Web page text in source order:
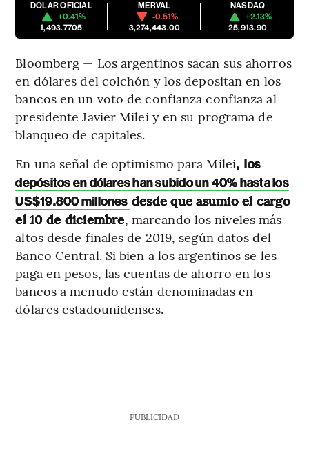
DÓLAR OFICIAL
+0.41%
1,493.7705
MERVAL
-0.51%
3,274,443.00
NASDAQ
+2.13%
25,913.90
Bloomberg — Los argentinos sacan sus ahorros
en dólares del colchón y los depositan en los
bancos en un voto de confianza confianza al
presidente Javier Milei y en su programa de
blanqueo de capitales.
En una señal de optimismo para Milei, los
depósitos en dólares han subido un 40% hasta los
US$19.800 millones desde que asumió el cargo
el 10 de diciembre, marcando los niveles más
altos desde finales de 2019, según datos del
Banco Central. Si bien a los argentinos se les
paga en pesos, las cuentas de ahorro en los
bancos a menudo están denominadas en
dólares estadounidenses.
PUBLICIDAD